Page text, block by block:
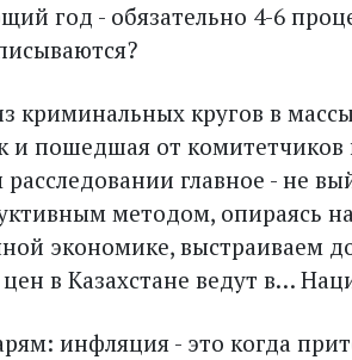
год - обязательно 4-6
криминальных кругов в массы
и пошедшая от комитетчиков
главное - не
методом, опираясь
экономике, выстраиваем
в Казахстане ведут в…
инфляция - это когда